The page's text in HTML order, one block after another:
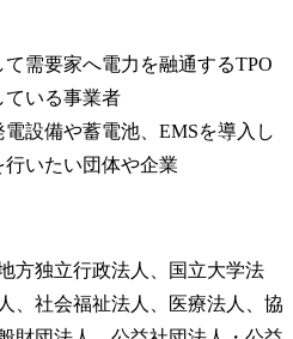
需要家へ電力を融通するTPO
ている事業者
設備や蓄電池、EMSを導入し
いたい団体や企業
方独立行政法人、国立大学法
、社会福祉法人、医療法人、協